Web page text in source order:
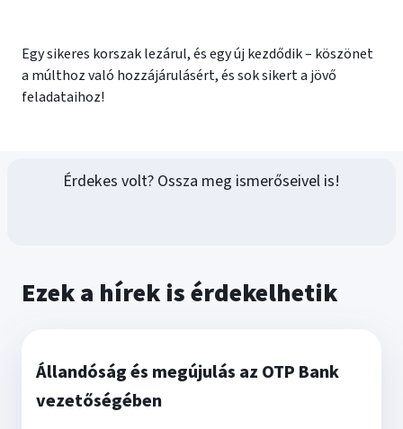
Egy sikeres korszak lezárul, és egy új kezdődik – köszönet
a múlthoz való hozzájárulásért, és sok sikert a jövő
feladataihoz!
Érdekes volt? Ossza meg ismerőseivel is!
Ezek a hírek is érdekelhetik
Állandóság és megújulás az OTP Bank
vezetőségében